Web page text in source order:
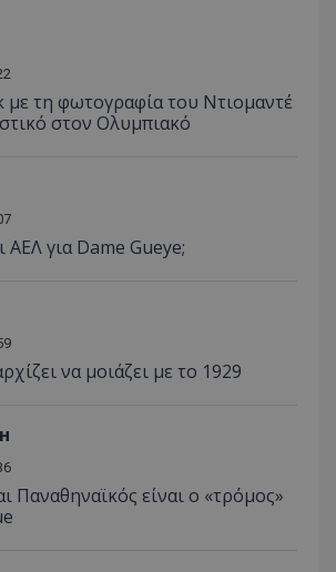
με τη φωτογραφία του Ντιομαντέ
στον Ολυμπιακό
για Dame Gueye;
να μοιάζει με το 1929
Παναθηναϊκός είναι ο «τρόμος»